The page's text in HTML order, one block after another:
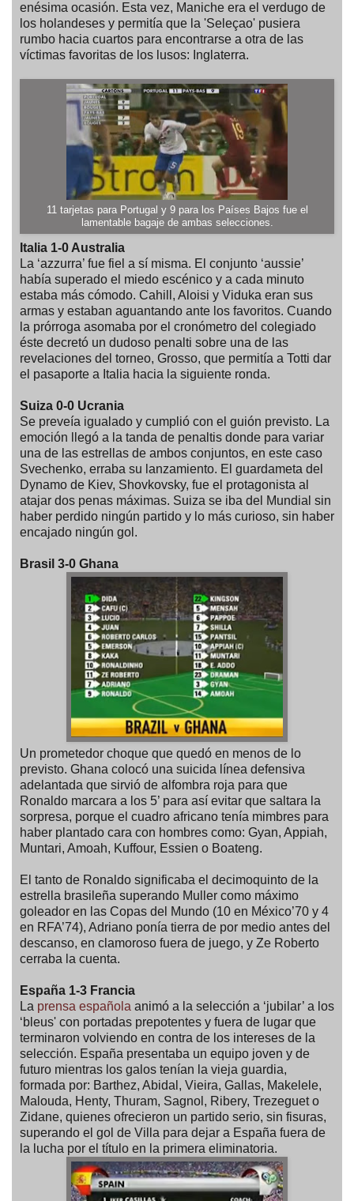
enésima ocasión. Esta vez, Maniche era el verdugo de
los holandeses y permitía que la 'Seleçao' pusiera
rumbo hacia cuartos para encontrarse a otra de las
víctimas favoritas de los lusos: Inglaterra.
11 tarjetas para Portugal y 9 para los Países Bajos fue el
lamentable bagaje de ambas selecciones.
Italia 1-0 Australia
La ‘azzurra’ fue fiel a sí misma. El conjunto ‘aussie’
había superado el miedo escénico y a cada minuto
estaba más cómodo. Cahill, Aloisi y Viduka eran sus
armas y estaban aguantando ante los favoritos. Cuando
la prórroga asomaba por el cronómetro del colegiado
éste decretó un dudoso penalti sobre una de las
revelaciones del torneo, Grosso, que permitía a Totti dar
el pasaporte a Italia hacia la siguiente ronda.
Suiza 0-0 Ucrania
Se preveía igualado y cumplió con el guión previsto. La
emoción llegó a la tanda de penaltis donde para variar
una de las estrellas de ambos conjuntos, en este caso
Svechenko, erraba su lanzamiento. El guardameta del
Dynamo de Kiev, Shovkovsky, fue el protagonista al
atajar dos penas máximas. Suiza se iba del Mundial sin
haber perdido ningún partido y lo más curioso, sin haber
encajado ningún gol.
Brasil 3-0 Ghana
Un prometedor choque que quedó en menos de lo
previsto. Ghana colocó una suicida línea defensiva
adelantada que sirvió de alfombra roja para que
Ronaldo marcara a los 5’ para así evitar que saltara la
sorpresa, porque el cuadro africano tenía mimbres para
haber plantado cara con hombres como: Gyan, Appiah,
Muntari, Amoah, Kuffour, Essien o Boateng.
El tanto de Ronaldo significaba el decimoquinto de la
estrella brasileña superando Muller como máximo
goleador en las Copas del Mundo (10 en México’70 y 4
en RFA’74), Adriano ponía tierra de por medio antes del
descanso, en clamoroso fuera de juego, y Ze Roberto
cerraba la cuenta.
España 1-3 Francia
La prensa española animó a la selección a ‘jubilar’ a los
‘bleus' con portadas prepotentes y fuera de lugar que
terminaron volviendo en contra de los intereses de la
selección. España presentaba un equipo joven y de
futuro mientras los galos tenían la vieja guardia,
formada por: Barthez, Abidal, Vieira, Gallas, Makelele,
Malouda, Henty, Thuram, Sagnol, Ribery, Trezeguet o
Zidane, quienes ofrecieron un partido serio, sin fisuras,
superando el gol de Villa para dejar a España fuera de
la lucha por el título en la primera eliminatoria.